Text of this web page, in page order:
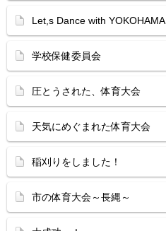
Let,s Dance with YOKOHAMA
学校保健委員会
圧とうされた、体育大会
天気にめぐまれた体育大会
稲刈りをしました！
市の体育大会～長縄～